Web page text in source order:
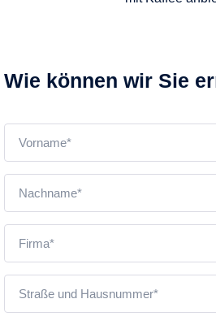
Wie können wir Sie